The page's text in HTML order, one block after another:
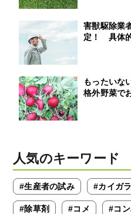
害獣駆除業
定！ 具体
もったいな
格外野菜で
人気のキーワード
#生産者の試み #カイガ
#除草剤 #コメ #コ